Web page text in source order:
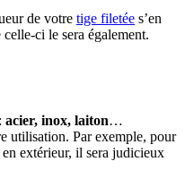
de votre tige filetée s’en
ci le sera également.
acier, inox, laiton…
utilisation. Par exemple, pour
extérieur, il sera judicieux